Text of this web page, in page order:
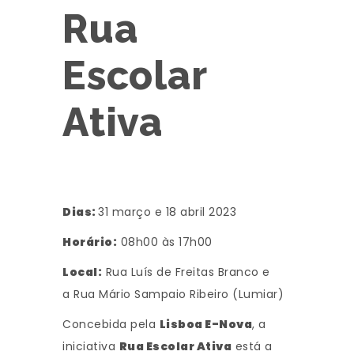
Rua
Escolar
Ativa
Dias: 31 março e 18 abril 2023
Horário: 08h00 às 17h00
Local: Rua Luís de Freitas Branco e
a Rua Mário Sampaio Ribeiro (Lumiar)
Concebida pela Lisboa E-Nova, a
iniciativa Rua Escolar Ativa está a